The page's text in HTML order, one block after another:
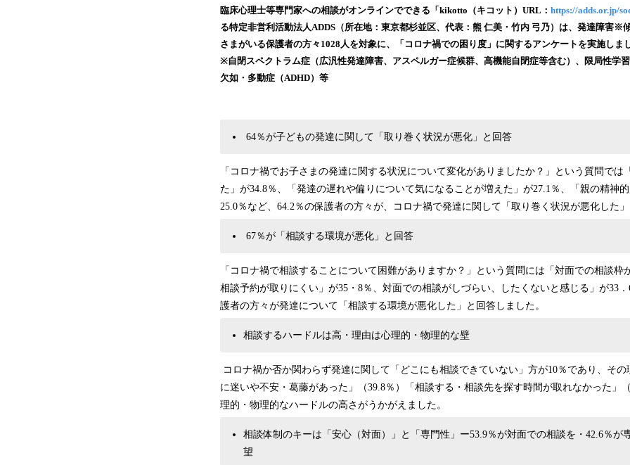
！
数
を
読
臨床心理士等専門家への相談がオンラインでできる「kikotto（キコット）URL： https://adds.or.jp/
る特定非営利活動法人ADDS（所在地：東京都杉並区、代表：熊 仁美・竹内 弓乃）は、発達障害※
さまがいる保護者の方々1028人を対象に、「コロナ禍での困り度」に関するアンケートを実施しまし
※自閉スペクトラム症（広汎性発達障害、アスペルガー症候群、高機能自閉症等含む）、限局性学
欠如・多動症（ADHD）等
64％が子どもの発達に関して「取り巻く状況が悪化」と回答
「コロナ禍でお子さまの発達に関する状況について変化がありましたか？」という質問では
た」が34.8％、「発達の遅れや偏りについて気になることが増えた」が27.1％、「親の精神
25.0％など、64.2％の保護者の方々が、コロナ禍で発達に関して「取り巻く状況が悪化した」
67％が「相談する環境が悪化」と回答
「コロナ禍で相談することについて困難がありますか？」という質問には「対面での相談枠
相談予約が取りにくい」が35・8％、対面での相談がしづらい、したくないと感じる」が33
護者の方々が発達について「相談する環境が悪化した」と回答しました。
相談するハードルは高・理由は心理的・物理的な壁
コロナ禍か否か関わらず発達に関して「どこにも相談できていない」方が10％であり、その
に迷いや不安・葛藤があった」（39.8％）「相談する・相談先を探す時間が取れなかった」
理的・物理的なハードルの高さがうかがえました。
相談体制のキーは「安心（対面）」と「専門性」ー53.9％が対面での相談を・42.6％が
望